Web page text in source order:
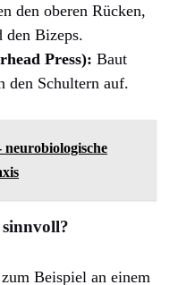
den oberen Rücken,
den Bizeps.
Press): Baut
den Schultern auf.
Beispiel an einem